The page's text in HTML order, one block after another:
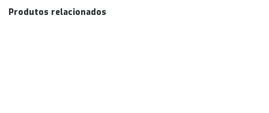
Produtos relacionados